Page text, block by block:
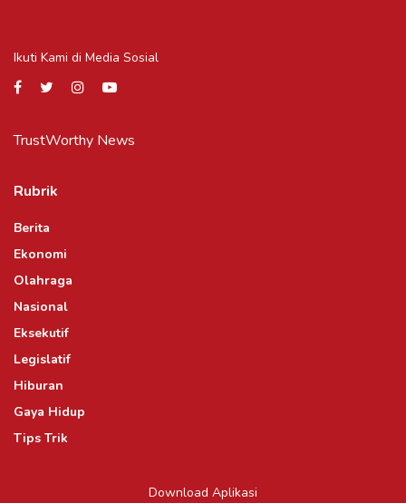
Ikuti Kami di Media Sosial
TrustWorthy News
Rubrik
Berita
Ekonomi
Olahraga
Nasional
Eksekutif
Legislatif
Hiburan
Gaya Hidup
Tips Trik
Download Aplikasi